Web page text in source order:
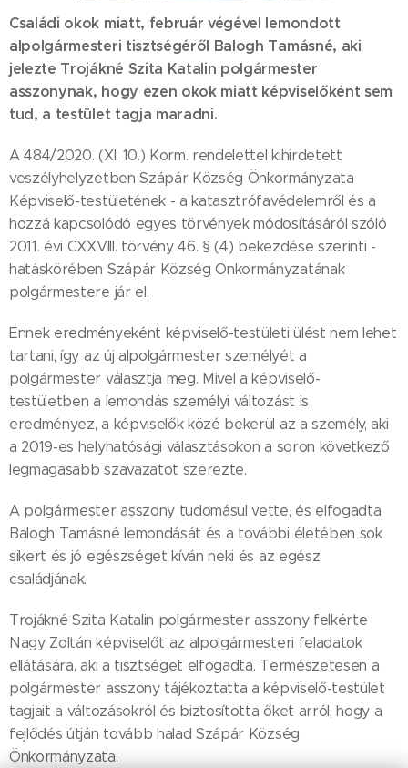
Családi okok miatt, február végével lemondott
alpolgármesteri tisztségéről Balogh Tamásné, aki
jelezte Trojákné Szita Katalin polgármester
asszonynak, hogy ezen okok miatt képviselőként sem
tud, a testület tagja maradni.
A 484/2020. (XI. 10.) Korm. rendelettel kihirdetett
veszélyhelyzetben Szápár Község Önkormányzata
Képviselő-testületének - a katasztrófavédelemről és a
hozzá kapcsolódó egyes törvények módosításáról szóló
2011. évi CXXVIII. törvény 46. § (4) bekezdése szerinti -
hatáskörében Szápár Község Önkormányzatának
polgármestere jár el.
Ennek eredményeként képviselő-testületi ülést nem lehet
tartani, így az új alpolgármester személyét a
polgármester választja meg. Mivel a képviselő-
testületben a lemondás személyi változást is
eredményez, a képviselők közé bekerül az a személy, aki
a 2019-es helyhatósági választásokon a soron következő
legmagasabb szavazatot szerezte.
A polgármester asszony tudomásul vette, és elfogadta
Balogh Tamásné lemondását és a további életében sok
sikert és jó egészséget kíván neki és az egész
családjának.
Trojákné Szita Katalin polgármester asszony felkérte
Nagy Zoltán képviselőt az alpolgármesteri feladatok
ellátására, aki a tisztséget elfogadta. Természetesen a
polgármester asszony tájékoztatta a képviselő-testület
tagjait a változásokról és biztosította őket arról, hogy a
fejlődés útján tovább halad Szápár Község
Önkormányzata.